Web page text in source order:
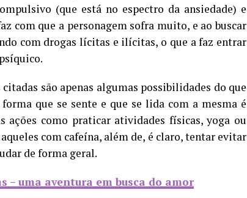
(que está no espectro da ansiedade) e
com que a personagem sofra muito, e ao buscar
com drogas lícitas e ilícitas, o que a faz entrar
são apenas algumas possibilidades do que
que se sente e que se lida com a mesma é
ações como praticar atividades físicas, yoga ou
com cafeína, além de, é claro, tentar evitar
de forma geral.
– uma aventura em busca do amor